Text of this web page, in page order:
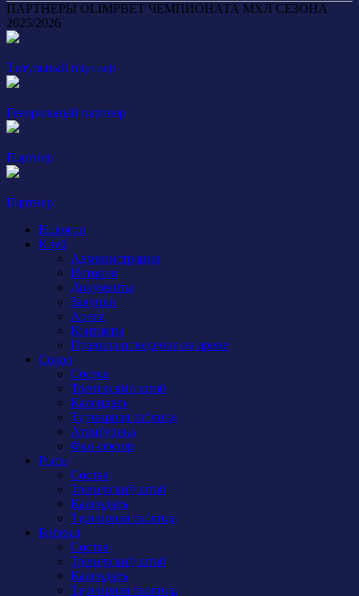
ПАРТНЕРЫ OLIMPBET ЧЕМПИОНАТА МХЛ СЕЗОНА
2025/2026
Титульный партнер
Генеральный партнер
Партнер
Партнер
Новости
Клуб
Администрация
История
Документы
Закупки
Арена
Контакты
Правила поведения на арене
Сокол
Состав
Тренерский штаб
Календарь
Турнирная таблица
Атрибутика
Фан-сектор
Рыси
Состав
Тренерский штаб
Календарь
Турнирная таблица
Бирюса
Состав
Тренерский штаб
Календарь
Турнирная таблица